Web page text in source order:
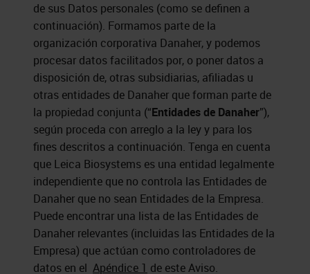
de sus Datos personales (como se definen a
continuación). Formamos parte de la
organización corporativa Danaher, y podemos
procesar datos facilitados por, o poner datos a
disposición de, otras subsidiarias, afiliadas u
otras entidades de Danaher que forman parte de
la propiedad conjunta (“Entidades de Danaher”),
según proceda con arreglo a la ley y para los
fines descritos a continuación. Tenga en cuenta
que Leica Biosystems es una entidad legalmente
independiente que no controla las Entidades de
Danaher que no sean Entidades de la Empresa.
Puede encontrar una lista de las Entidades de
Danaher relevantes (incluidas las Entidades de la
Empresa) que actúan como controladores de
datos en el Apéndice 1 de este Aviso.